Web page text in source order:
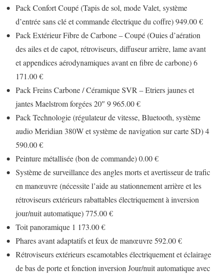
Pack Confort Coupé (Tapis de sol, mode Valet, système
d’entrée sans clé et commande électrique du coffre) 949.00 €
Pack Extérieur Fibre de Carbone – Coupé (Ouies d’aération
des ailes et de capot, rétroviseurs, diffuseur arrière, lame avant
et appendices aérodynamiques avant en fibre de carbone) 6
171.00 €
Pack Freins Carbone / Céramique SVR – Etriers jaunes et
jantes Maelstrom forgées 20″ 9 965.00 €
Pack Technologie (régulateur de vitesse, Bluetooth, système
audio Meridian 380W et système de navigation sur carte SD) 4
590.00 €
Peinture métallisée (bon de commande) 0.00 €
Système de surveillance des angles morts et avertisseur de trafic
en manœuvre (nécessite l’aide au stationnement arrière et les
rétroviseurs extérieurs rabattables électriquement à inversion
jour/nuit automatique) 775.00 €
Toit panoramique 1 173.00 €
Phares avant adaptatifs et feux de manœuvre 592.00 €
Rétroviseurs extérieurs escamotables électriquement et éclairage
de bas de porte et fonction inversion Jour/nuit automatique avec